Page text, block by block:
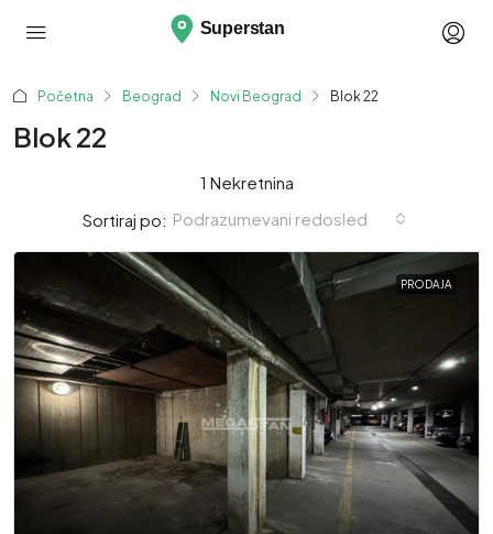
Početna Beograd Novi Beograd Blok 22
Blok 22
1 Nekretnina
Sortiraj po: Podrazumevani redosled
PRODAJA